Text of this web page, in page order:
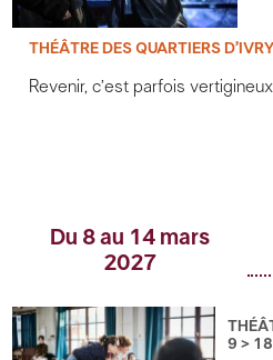
THÉÂTRE DES QUARTIERS
Revenir, c’est parfois vertigineux
Du 8 au 14 mars
2027
9 >